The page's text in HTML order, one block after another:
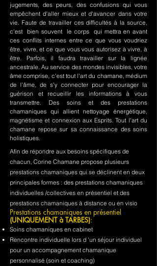
jugements, des peurs, des confusions qui vous
empêchent d'aller mieux et d'avancer dans votre
vie. Faute de travailler ces difficultés à la source,
c'est bien souvent le corps qui mettra en avant
ces conflits internes entre ce que vous voudriez
être, vivre, et ce que vous vous autorisez à vivre, à
être. Parfois, il faudra travailler sur la lignée
ancestrale. Au service des mondes invisibles, votre
âme comprise, c'est tout l'art du chamane, médium
de l'âme, de s'y connecter pour encourager la
guérison et recueillir les informations à vous
transmettre. Des soins et des prestations
chamaniques qui allient nettoyage énergétique,
magnétisme et connexion aux Esprits. Tout l'art du
chamane repose sur sa connaissance des soins
holistiques.
Afin de répondre aux besoins spécifiques de
chacun, Corine Chamane propose plusieurs
prestations chamaniques qui se déclinent en deux
principales formes : des prestations chamaniques
individuelles /collectives en présentiel et des
prestations chamaniques à distance ou en visio
Prestations chamaniques en présentiel
(UNIQUEMENT à TARBES):
Soins chamaniques en cabinet
Rencontre individuelle lors d 'un séjour individuel
pour un accompagnement chamanique
personnalisé (soin et coaching)